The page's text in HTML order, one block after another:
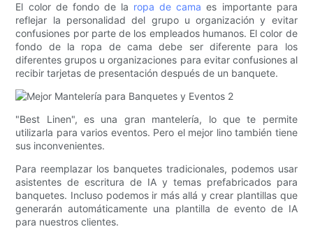
El color de fondo de la ropa de cama es importante para
reflejar la personalidad del grupo u organización y evitar
confusiones por parte de los empleados humanos. El color de
fondo de la ropa de cama debe ser diferente para los
diferentes grupos u organizaciones para evitar confusiones al
recibir tarjetas de presentación después de un banquete.
"Best Linen", es una gran mantelería, lo que te permite
utilizarla para varios eventos. Pero el mejor lino también tiene
sus inconvenientes.
Para reemplazar los banquetes tradicionales, podemos usar
asistentes de escritura de IA y temas prefabricados para
banquetes. Incluso podemos ir más allá y crear plantillas que
generarán automáticamente una plantilla de evento de IA
para nuestros clientes.